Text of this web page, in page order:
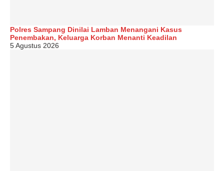
Polres Sampang Dinilai Lamban Menangani Kasus
Penembakan, Keluarga Korban Menanti Keadilan
5 Agustus 2026